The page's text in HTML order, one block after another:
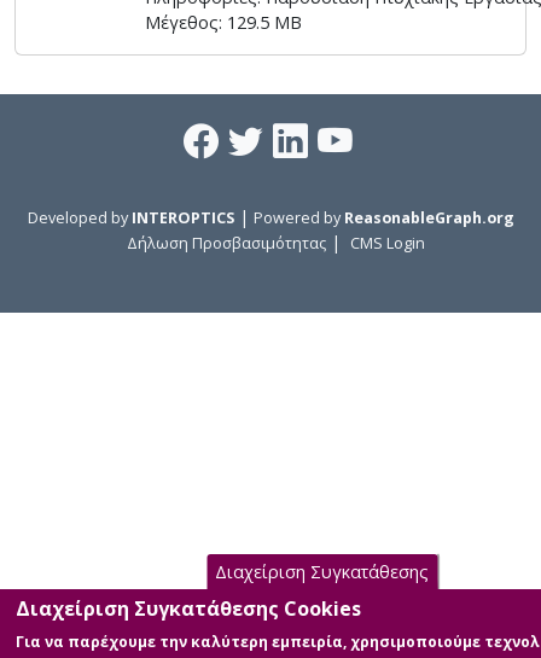
Μέγεθος: 129.5 MB
Developed by INTEROPTICS| Powered by ReasonableGraph.org
Δήλωση Προσβασιμότητας| CMS Login
Διαχείριση Συγκατάθεσης
Διαχείριση Συγκατάθεσης Cookies
Για να παρέχουμε την καλύτερη εμπειρία, χρησιμοποιούμε